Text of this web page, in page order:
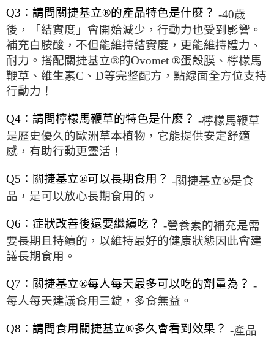
Q3：請問關捷基立®的產品特色是什麼？ -40歲
後，「結實度」會開始減少，行動力也受到影響。
補充白胺酸，不但能維持結實度，更能維持體力、
耐力。搭配關捷基立®的Ovomet ®蛋殼膜、檸檬馬
鞭草、維生素C、D等完整配方，點線面全方位支持
行動力！
Q4：請問檸檬馬鞭草的特色是什麼？ -檸檬馬鞭草
是歷史優久的歐洲草本植物，它能提供安定舒適
感，有助行動更靈活！
Q5：關捷基立®可以長期食用？ -關捷基立®是食
品，是可以放心長期食用的。
Q6：症狀改善後還要繼續吃？ -營養素的補充是需
要長期且持續的，以維持最好的健康狀態因此會建
議長期食用。
Q7：關捷基立®每人每天最多可以吃的劑量為？ -
每人每天建議食用三錠，多食無益。
Q8：請問食用關捷基立®多久會看到效果？ -產品